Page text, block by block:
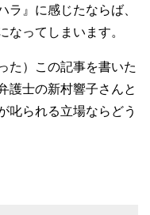
ラ』に感じたならば、
なってしまいます。
た）この記事を書いた
護士の新村響子さんと
叱られる立場ならどう